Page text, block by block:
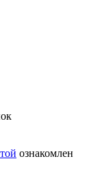
ознакомлен